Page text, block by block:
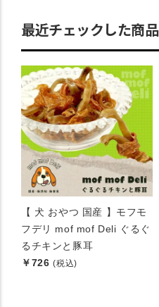
最近チェックした商品
【 犬 おやつ 国産 】モフモ
フデリ mof mof Deli ぐるぐ
るチキンと豚耳
￥726 (税込)